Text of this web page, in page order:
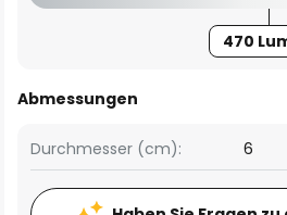
470
Abmessungen
Durchmesser (cm): 6